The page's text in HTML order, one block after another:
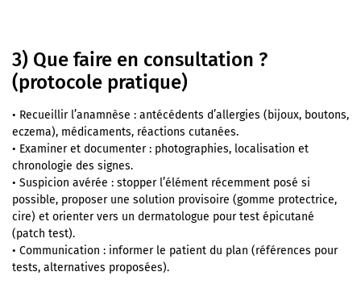
3) Que faire en consultation ?
(protocole pratique)
• Recueillir l’anamnèse : antécédents d’allergies (bijoux, boutons,
eczema), médicaments, réactions cutanées.
• Examiner et documenter : photographies, localisation et
chronologie des signes.
• Suspicion avérée : stopper l’élément récemment posé si
possible, proposer une solution provisoire (gomme protectrice,
cire) et orienter vers un dermatologue pour test épicutané
(patch test).
• Communication : informer le patient du plan (références pour
tests, alternatives proposées).